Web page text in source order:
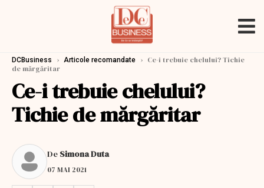
DCBusiness › Articole recomandate › Ce-i trebuie chelului? Tichie
de mărgăritar
Ce-i trebuie chelului?
Tichie de mărgăritar
De Simona Duta
07 MAI 2021